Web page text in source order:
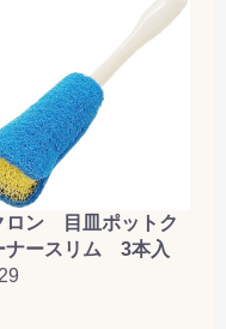
ロン 目皿ポットク
ナースリム 3本入